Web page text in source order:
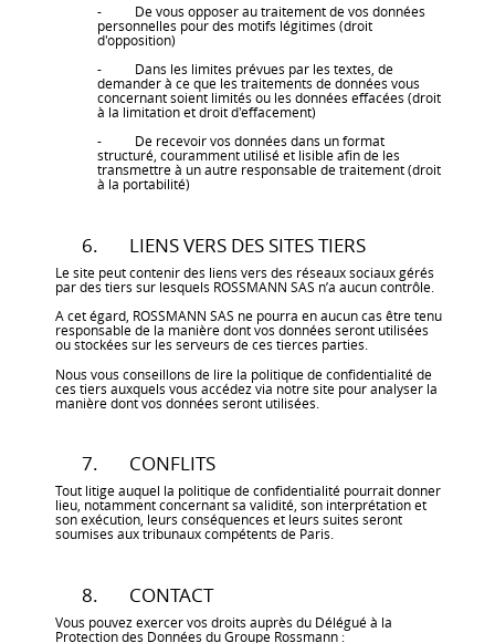
- De vous opposer au traitement de vos données
personnelles pour des motifs légitimes (droit
d'opposition)
- Dans les limites prévues par les textes, de
demander à ce que les traitements de données vous
concernant soient limités ou les données effacées (droit
à la limitation et droit d'effacement)
- De recevoir vos données dans un format
structuré, couramment utilisé et lisible afin de les
transmettre à un autre responsable de traitement (droit
à la portabilité)
6. LIENS VERS DES SITES TIERS
Le site peut contenir des liens vers des réseaux sociaux gérés
par des tiers sur lesquels ROSSMANN SAS n’a aucun contrôle.
A cet égard, ROSSMANN SAS ne pourra en aucun cas être tenu
responsable de la manière dont vos données seront utilisées
ou stockées sur les serveurs de ces tierces parties.
Nous vous conseillons de lire la politique de confidentialité de
ces tiers auxquels vous accédez via notre site pour analyser la
manière dont vos données seront utilisées.
7. CONFLITS
Tout litige auquel la politique de confidentialité pourrait donner
lieu, notamment concernant sa validité, son interprétation et
son exécution, leurs conséquences et leurs suites seront
soumises aux tribunaux compétents de Paris.
8. CONTACT
Vous pouvez exercer vos droits auprès du Délégué à la
Protection des Données du Groupe Rossmann :